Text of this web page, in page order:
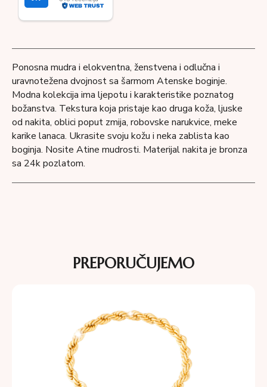
Ponosna mudra i elokventna, ženstvena i odlučna i
uravnotežena dvojnost sa šarmom Atenske boginje.
Modna kolekcija ima ljepotu i karakteristike poznatog
božanstva. Tekstura koja pristaje kao druga koža, ljuske
od nakita, oblici poput zmija, robovske narukvice, meke
karike lanaca. Ukrasite svoju kožu i neka zablista kao
boginja. Nosite Atine mudrosti. Materijal nakita je bronza
sa 24k pozlatom.
PREPORUČUJEMO